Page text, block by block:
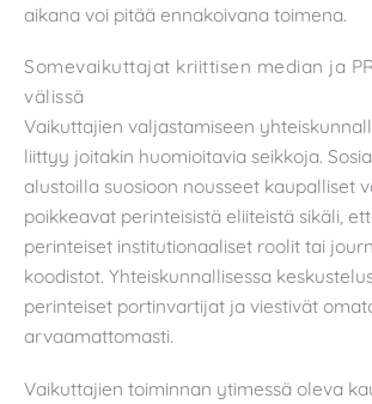
aikana voi pitää ennakoivana toimena.
Somevaikuttajat kriittisen median ja
välissä
Vaikuttajien valjastamiseen
liittyy joitakin huomioitavia seikkoja.
alustoilla suosioon nousseet kaupalliset
poikkeavat perinteisistä eliiteistä sikäli,
perinteiset institutionaaliset roolit tai
koodistot. Yhteiskunnallisessa
perinteiset portinvartijat ja viestivät
arvaamattomasti.
Vaikuttajien toiminnan ytimessä oleva